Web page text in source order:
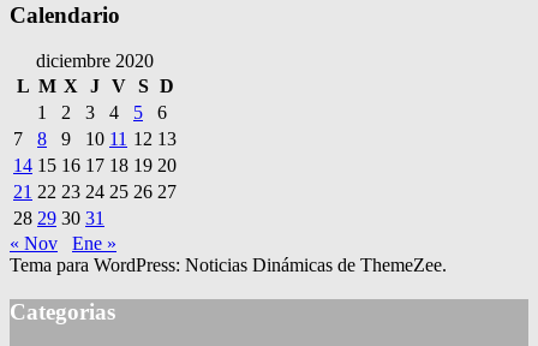
Calendario
diciembre 2020
L M X J V S D
1
2 3 4 5
6
7
8 9 10 11 12 13
14 15 16 17 18 19 20
21 22 23 24 25 26 27
28 29 30 31
« Nov
Ene »
Tema para WordPress: Noticias Dinámicas de ThemeZee.
Categorias